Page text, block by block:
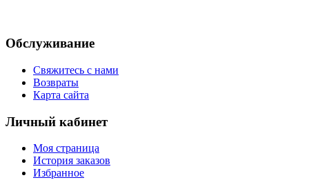
Обслуживание
Свяжитесь с нами
Возвраты
Карта сайта
Личный кабинет
Моя страница
История заказов
Избранное